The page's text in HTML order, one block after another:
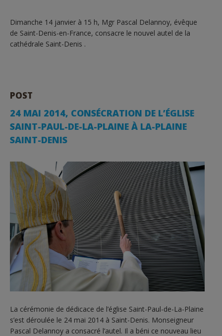
Dimanche 14 janvier à 15 h, Mgr Pascal Delannoy, évêque
de Saint-Denis-en-France, consacre le nouvel autel de la
cathédrale Saint-Denis .
POST
24 MAI 2014, CONSÉCRATION DE L’ÉGLISE
SAINT-PAUL-DE-LA-PLAINE À LA-PLAINE
SAINT-DENIS
La cérémonie de dédicace de l’église Saint-Paul-de-La-Plaine
s’est déroulée le 24 mai 2014 à Saint-Denis. Monseigneur
Pascal Delannoy a consacré l’autel. Il a béni ce nouveau lieu